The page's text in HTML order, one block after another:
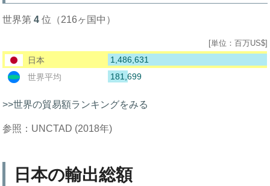
世界第4 位（216ヶ国中）
[単位：百万US$]
日本
1,486,631
世界平均
181,699
>>世界の貿易額ランキングをみる
参照：UNCTAD (2018年)
日本の輸出総額